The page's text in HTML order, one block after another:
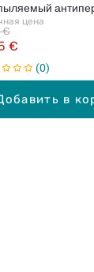
в
цена
€
€
0